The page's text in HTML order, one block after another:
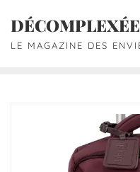
DÉCOMPLEXÉE
LE MAGAZINE DES